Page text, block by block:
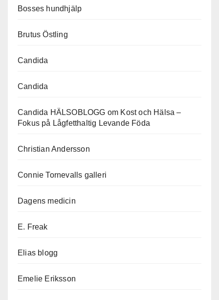
Bosses hundhjälp
Brutus Östling
Candida
Candida
Candida HÄLSOBLOGG om Kost och Hälsa –
Fokus på Lågfetthaltig Levande Föda
Christian Andersson
Connie Tornevalls galleri
Dagens medicin
E. Freak
Elias blogg
Emelie Eriksson